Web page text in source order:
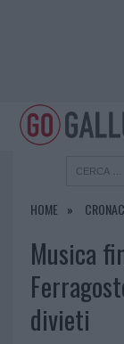
HOME
Musica
divieti